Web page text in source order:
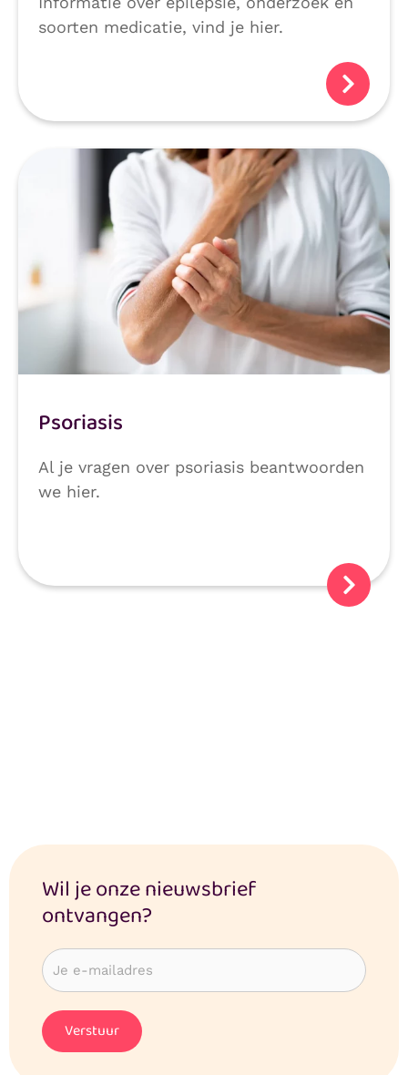
soorten medicatie, vind je hier.
Psoriasis
Al je vragen over psoriasis beantwoorden
we hier.
Wil je onze nieuwsbrief
ontvangen?